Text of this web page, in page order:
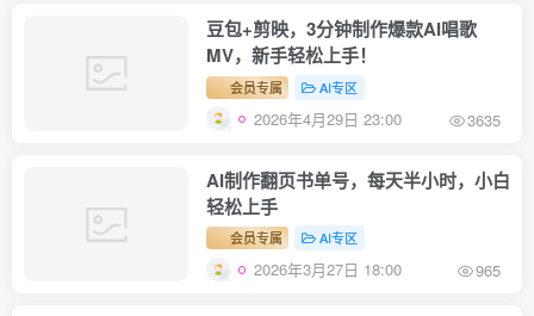
豆包+剪映，3分钟制作爆款AI唱歌
MV，新手轻松上手！
会员专属 AI专区
2026年4月29日 23:00 3635
AI制作翻页书单号，每天半小时，小白
轻松上手
会员专属 AI专区
2026年3月27日 18:00 965